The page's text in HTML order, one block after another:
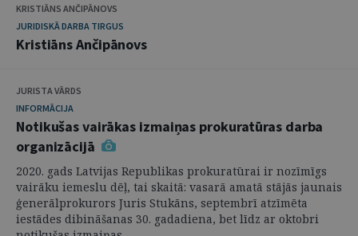
KRISTIĀNS ANČIPĀNOVS
JURIDISKĀ DARBA TIRGUS
Kristiāns Ančipānovs
JURISTA VĀRDS
INFORMĀCIJA
Notikušas vairākas izmaiņas prokuratūras darba
organizācijā
2020. gads Latvijas Republikas prokuratūrai ir nozīmīgs
vairāku iemeslu dēļ, tai skaitā: vasarā amatā stājās jaunais
ģenerālprokurors Juris Stukāns, septembrī atzīmēta
iestādes dibināšanas 30. gadadiena, bet līdz ar oktobri